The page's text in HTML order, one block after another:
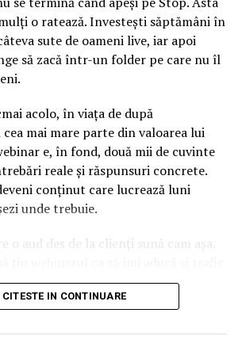
o ratează. Investești săptămâni în
sute de oameni live, iar apoi
să zacă într-un folder pe care nu îl
acolo, în viața de după
mai mare parte din valoarea lui
e, în fond, două mii de cuvinte
reale și răspunsuri concrete.
conținut care lucrează luni
unde trebuie.
o aud des de la clienți sună cam așa.
lead-uri pe moment? Răspunsul
contează, dar nu în felul în care
CITESTE IN CONTINUARE